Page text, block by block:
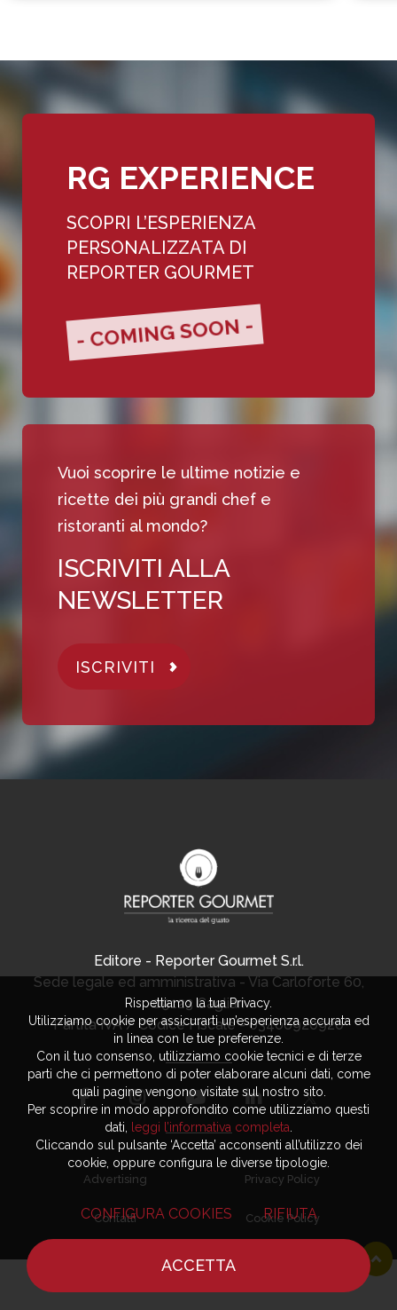
RG EXPERIENCE
SCOPRI L’ESPERIENZA
PERSONALIZZATA DI
REPORTER GOURMET
- COMING SOON -
Vuoi scoprire le ultime notizie e
ricette dei più grandi chef e
ristoranti al mondo?
ISCRIVITI ALLA
NEWSLETTER
ISCRIVITI
Editore - Reporter Gourmet S.r.l.
Sede legale ed amministrativa - Via Carloforte 60,
09123 Cagliari
Partita IVA / Codice Fiscale - 03406920920
Advertising
Contatti
Privacy Policy
Cookie Policy
Rispettiamo la tua Privacy.
Utilizziamo cookie per assicurarti un’esperienza accurata ed
in linea con le tue preferenze.
Con il tuo consenso, utilizziamo cookie tecnici e di terze
parti che ci permettono di poter elaborare alcuni dati, come
quali pagine vengono visitate sul nostro sito.
Per scoprire in modo approfondito come utilizziamo questi
dati,
leggi l’informativa completa
Cliccando sul pulsante ‘Accetta’ acconsenti all’utilizzo dei
cookie, oppure configura le diverse tipologie.
CONFIGURA COOKIES RIFIUTA
ACCETTA